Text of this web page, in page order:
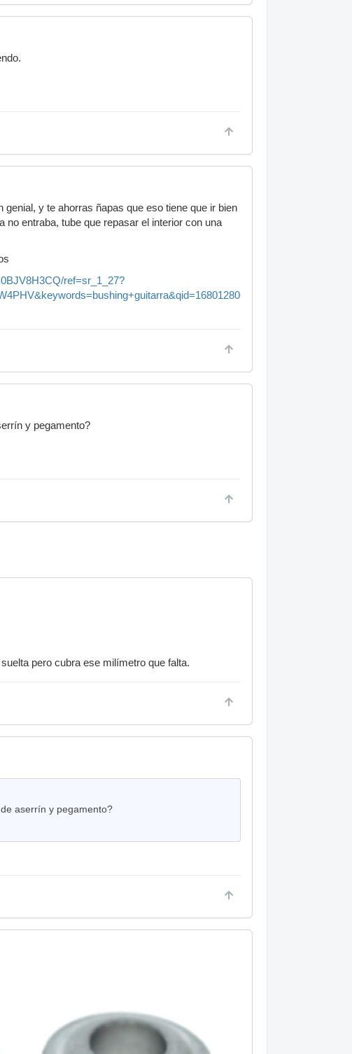
y te ahorras ñapas que eso tiene que ir bien
no entraba, tube que repasar el interior con una
ref=sr_1_27?
y pegamento?
pero cubra ese milímetro que falta.
aserrín y pegamento?